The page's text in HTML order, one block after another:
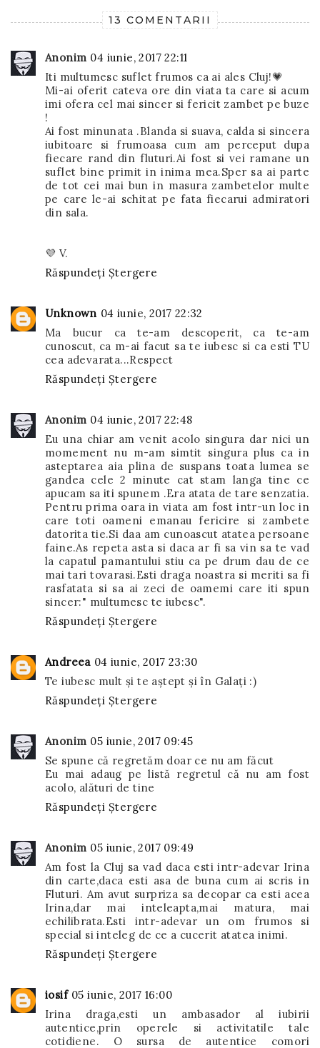
13 COMENTARII
Anonim 04 iunie, 2017 22:11
Iti multumesc suflet frumos ca ai ales Cluj!💗
Mi-ai oferit cateva ore din viata ta care si acum
imi ofera cel mai sincer si fericit zambet pe buze
!
Ai fost minunata .Blanda si suava, calda si sincera
iubitoare si frumoasa cum am perceput dupa
fiecare rand din fluturi.Ai fost si vei ramane un
suflet bine primit in inima mea.Sper sa ai parte
de tot cei mai bun in masura zambetelor multe
pe care le-ai schitat pe fata fiecarui admiratori
din sala.
💜 V.
Răspundeți Ștergere
Unknown 04 iunie, 2017 22:32
Ma bucur ca te-am descoperit, ca te-am
cunoscut, ca m-ai facut sa te iubesc si ca esti TU
cea adevarata...Respect
Răspundeți Ștergere
Anonim 04 iunie, 2017 22:48
Eu una chiar am venit acolo singura dar nici un
momement nu m-am simtit singura plus ca in
asteptarea aia plina de suspans toata lumea se
gandea cele 2 minute cat stam langa tine ce
apucam sa iti spunem .Era atata de tare senzatia.
Pentru prima oara in viata am fost intr-un loc in
care toti oameni emanau fericire si zambete
datorita tie.Si daa am cunoascut atatea persoane
faine.As repeta asta si daca ar fi sa vin sa te vad
la capatul pamantului stiu ca pe drum dau de ce
mai tari tovarasi.Esti draga noastra si meriti sa fi
rasfatata si sa ai zeci de oamemi care iti spun
sincer:" multumesc te iubesc".
Răspundeți Ștergere
Andreea 04 iunie, 2017 23:30
Te iubesc mult și te aștept și în Galați :)
Răspundeți Ștergere
Anonim 05 iunie, 2017 09:45
Se spune că regretăm doar ce nu am făcut
Eu mai adaug pe listă regretul că nu am fost
acolo, alături de tine
Răspundeți Ștergere
Anonim 05 iunie, 2017 09:49
Am fost la Cluj sa vad daca esti intr-adevar Irina
din carte,daca esti asa de buna cum ai scris in
Fluturi. Am avut surpriza sa decopar ca esti acea
Irina,dar mai inteleapta,mai matura, mai
echilibrata.Esti intr-adevar un om frumos si
special si inteleg de ce a cucerit atatea inimi.
Răspundeți Ștergere
iosif 05 iunie, 2017 16:00
Irina draga,esti un ambasador al iubirii
autentice,prin operele si activitatile tale
cotidiene. O sursa de autentice comori